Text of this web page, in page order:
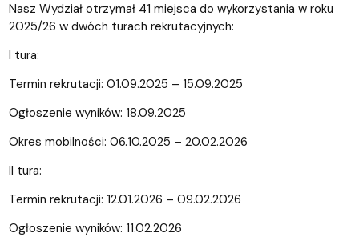
Nasz Wydział otrzymał 41 miejsca do wykorzystania w roku
2025/26 w dwóch turach rekrutacyjnych:
I tura:
Termin rekrutacji: 01.09.2025 – 15.09.2025
Ogłoszenie wyników: 18.09.2025
Okres mobilności: 06.10.2025 – 20.02.2026
II tura:
Termin rekrutacji: 12.01.2026 – 09.02.2026
Ogłoszenie wyników: 11.02.2026